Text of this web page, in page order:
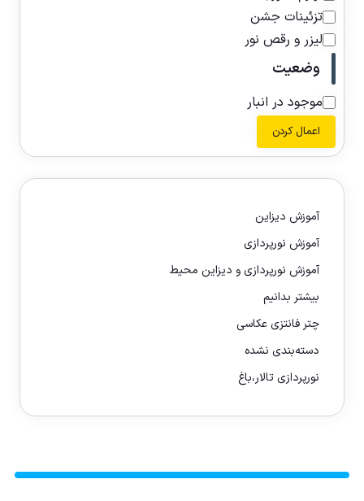
تزئینات جشن
لیزر و رقص نور
وضعیت
موجود در انبار
اعمال کردن
آموزش دیزاین
آموزش نورپردازی
آموزش نورپردازی و دیزاین محیط
بیشتر بدانیم
چتر فانتزی عکاسی
دسته‌بندی نشده
نورپردازی تالار،باغ